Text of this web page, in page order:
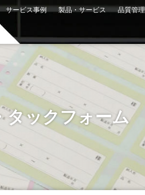
サービス事例 製品・サービス 品質管理
タックフォーム